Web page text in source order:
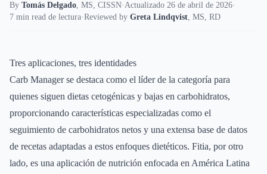
By Tomás Delgado, MS, CISSN·Actualizado 26 de abril de 2026·
7 min read de lectura·Reviewed by Greta Lindqvist, MS, RD
Tres aplicaciones, tres identidades
Carb Manager se destaca como el líder de la categoría para
quienes siguen dietas cetogénicas y bajas en carbohidratos,
proporcionando características especializadas como el
seguimiento de carbohidratos netos y una extensa base de datos
de recetas adaptadas a estos enfoques dietéticos. Fitia, por otro
lado, es una aplicación de nutrición enfocada en América Latina